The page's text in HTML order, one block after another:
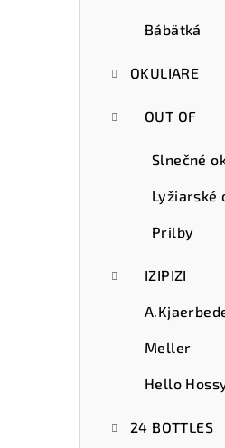
Bábätká
OKULIARE
OUT OF
Slnečné
Lyžiarské
Prilby
IZIPIZI
Meller
Hello
24 BOTTLES